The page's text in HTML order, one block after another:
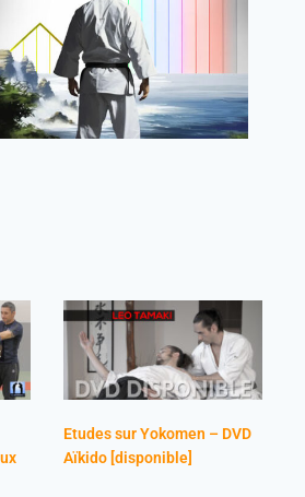
Etudes sur Yokomen – DVD
Aïkido [disponible]